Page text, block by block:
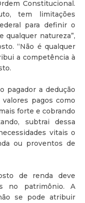
Constitucional.
tem limitações
para definir o
qualquer natureza”,
“Não é qualquer
a competência à
pagador a dedução
pagos como
forte e cobrando
subtrai dessa
vitais o
ou proventos de
de renda deve
no patrimônio. A
se pode atribuir